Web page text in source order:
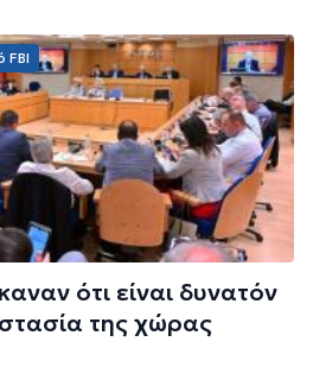
FBI
ότι είναι δυνατόν
της χώρας